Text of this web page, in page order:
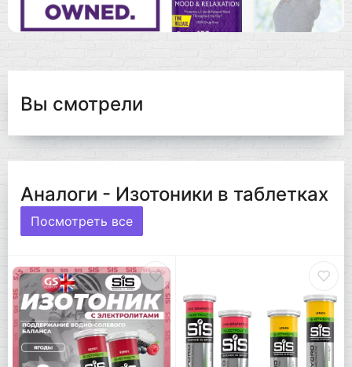
Вы смотрели
Аналоги - Изотоники в таблетках
Посмотреть все